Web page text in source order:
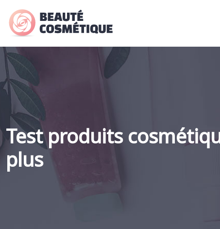
Test produits
plus